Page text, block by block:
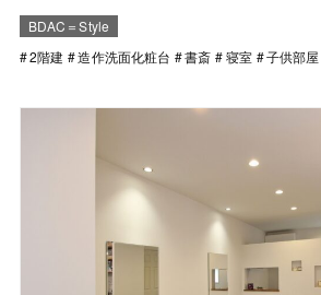
BDAC＝Style
2階建
造作洗面化粧台 書斎 寝室 子供部屋